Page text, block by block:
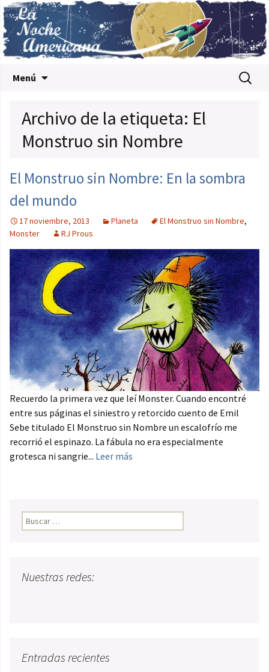
Menú Buscar:
Archivo de la etiqueta: El
Monstruo sin Nombre
El Monstruo sin Nombre: En la sombra
del mundo
17 noviembre, 2013 Planeta El Monstruo sin Nombre,
Monster
RJ Prous
Recuerdo la primera vez que leí Monster. Cuando encontré
entre sus páginas el siniestro y retorcido cuento de Emil
Sebe titulado El Monstruo sin Nombre un escalofrío me
recorrió el espinazo. La fábula no era especialmente
grotesca ni sangrie... Leer más
Buscar:
Nuestras redes:
Entradas recientes